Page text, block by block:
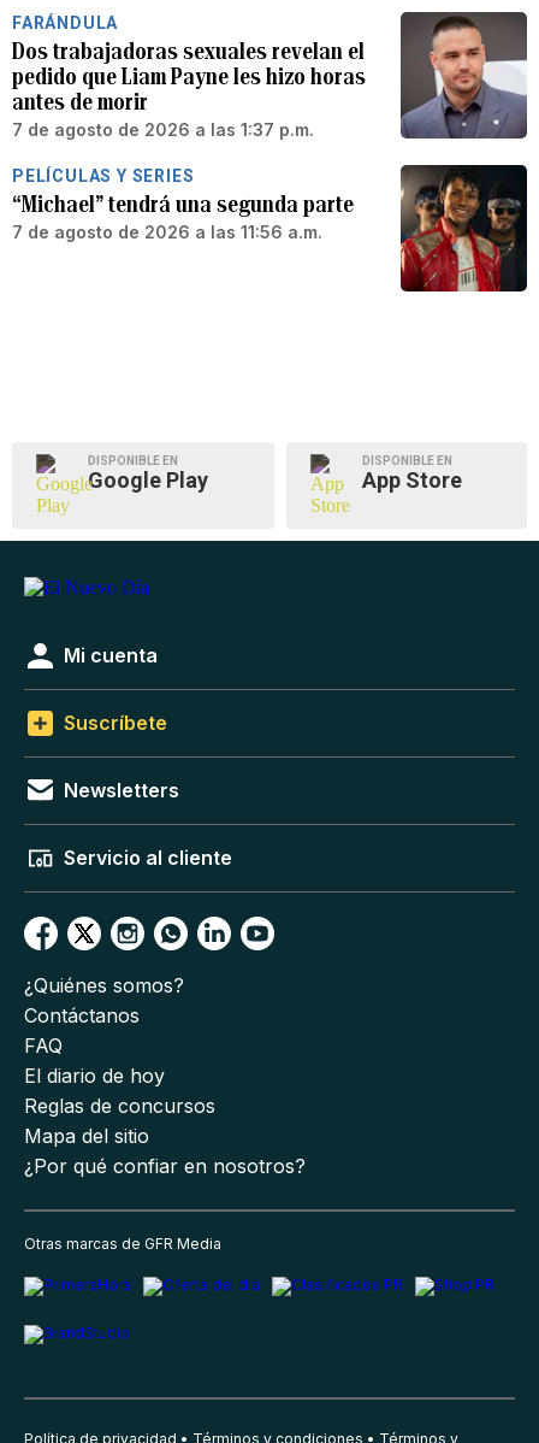
FARÁNDULA
Dos trabajadoras sexuales revelan el
pedido que Liam Payne les hizo horas
antes de morir
7 de agosto de 2026 a las 1:37 p.m.
PELÍCULAS Y SERIES
“Michael” tendrá una segunda parte
7 de agosto de 2026 a las 11:56 a.m.
DISPONIBLE EN
Google Play
DISPONIBLE EN
App Store
Mi cuenta
Suscríbete
Newsletters
Servicio al cliente
¿Quiénes somos?
Contáctanos
FAQ
El diario de hoy
Reglas de concursos
Mapa del sitio
¿Por qué confiar en nosotros?
Otras marcas de GFR Media
Política de privacidad Términos y condiciones Términos y